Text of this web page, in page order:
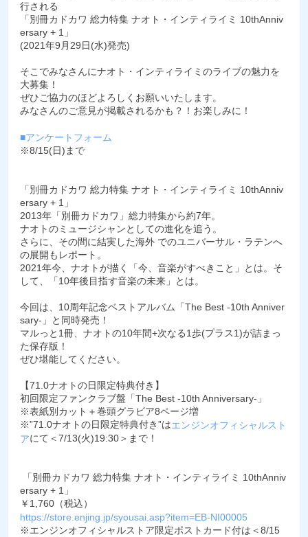
行される
「別冊カドカワ 総力特集 ナオト・インティライミ 10thAnniv
ersary + 1」
(2021年9月29日(水)発売)
そこでみなさんにナオト・インティライミのライブの魅力を
大募集！
ぜひご協力のほどよろしくお願いいたします。
みなさんのご意見が掲載されるかも？！お楽しみに！
■アンケートフォーム
※8/15(日)まで
「別冊カドカワ 総力特集 ナオト・インティライミ 10thAnniv
ersary + 1」
2013年「別冊カドカワ」総力特集から約7年。
ナオトのミュージシャンとしての進化を追う。
さらに、その間に結実した海外 でのユニバーサル・ラテンへ
の展開もレポート。
2021年今、ナオトが描く「今、音楽がすべきこと」とは。そ
して、「10年後目指す音楽の未来」とは。
今回は、10周年記念ベストアルバム「The Best -10th Anniver
sary-」と同時発売！
マルっと1冊、ナオトの10年間+次なる1歩(プラス1)が詰まっ
た保存版！
ぜひ堪能してください。
【71.0ナオトの日限定特典付き】
初回限定ファンクラブ盤「The Best -10th Anniversary-」
※表紙別カット＋巻頭グラビア8ページ増
※”71.0ナオトの日限定特典付き”はエンジンオフィシャルスト
アにて＜7/13(火)19:30＞まで！
「別冊カドカワ 総力特集 ナオト・インティライミ 10thAnniv
ersary + 1」
￥1,760（税込）
https://store.enjing.jp/syousai.asp?item=EB-NI00005
※エンジンオフィシャルストア限定ポストカード付は＜8/15